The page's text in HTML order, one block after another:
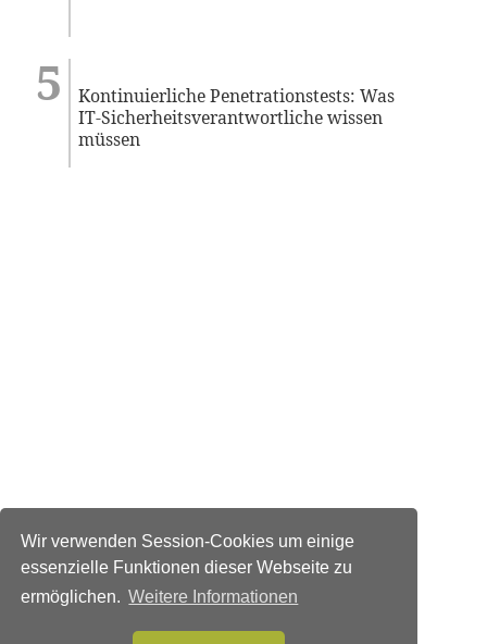
Wir verwenden Session-Cookies um einige
essenzielle Funktionen dieser Webseite zu
ermöglichen. Weitere Informationen
Kontinuierliche Penetrationstests: Was
IT-Sicherheitsverantwortliche wissen
müssen